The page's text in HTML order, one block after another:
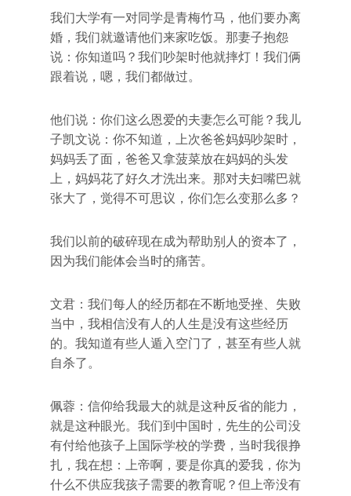
我们大学有一对同学是青梅竹马，他们要办离
婚，我们就邀请他们来家吃饭。那妻子抱怨
说：你知道吗？我们吵架时他就摔灯！我们俩
跟着说，嗯，我们都做过。
他们说：你们这么恩爱的夫妻怎么可能？我儿
子凯文说：你不知道，上次爸爸妈妈吵架时，
妈妈丢了面，爸爸又拿菠菜放在妈妈的头发
上，妈妈花了好久才洗出来。那对夫妇嘴巴就
张大了，觉得不可思议，你们怎么变那么多？
我们以前的破碎现在成为帮助别人的资本了，
因为我们能体会当时的痛苦。
文君：我们每人的经历都在不断地受挫、失败
当中，我相信没有人的人生是没有这些经历
的。我知道有些人遁入空门了，甚至有些人就
自杀了。
佩蓉：信仰给我最大的就是这种反省的能力，
就是这种眼光。我们到中国时，先生的公司没
有付给他孩子上国际学校的学费，当时我很挣
扎，我在想：上帝啊，要是你真的爱我，你为
什么不供应我孩子需要的教育呢？但上帝没有